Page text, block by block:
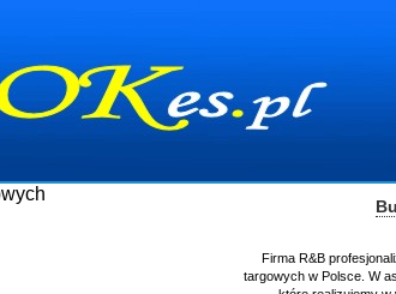
Firma R&B
targowych w Polsce. W